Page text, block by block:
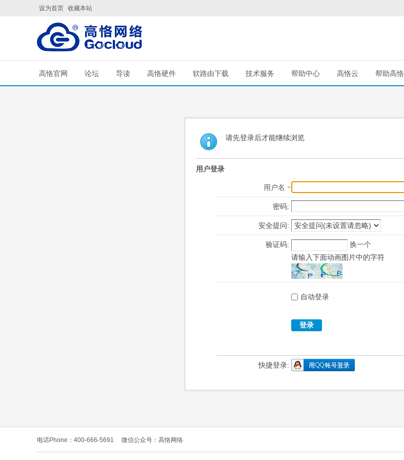
设为首页 收藏本站
高恪官网 论坛 导读 高恪硬件 软路由下载 技术服务 帮助中心 高恪云 帮助高恪
请先登录后才能继续浏览
用户登录
用户名
密码:
安全提问:
验证码:
换一个
请输入下面动画图片中的字符
自动登录
登录
快捷登录:
电话Phone：400-666-5691 微信公众号：高恪网络